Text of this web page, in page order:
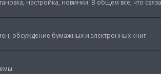
настройка, новинки. В общем все, что
обсуждение бумажных и электронных книг